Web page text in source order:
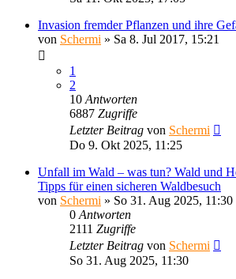
Invasion fremder Pflanzen und ihre
von Schermi » Sa 8. Jul 2017, 15:21
1
2
10 Antworten
6887 Zugriffe
Letzter Beitrag von Schermi
Do 9. Okt 2025, 11:25
Unfall im Wald – was tun? Wald und
Tipps für einen sicheren Waldbesuch
von Schermi » So 31. Aug 2025, 11:30
0 Antworten
2111 Zugriffe
Letzter Beitrag von Schermi
So 31. Aug 2025, 11:30